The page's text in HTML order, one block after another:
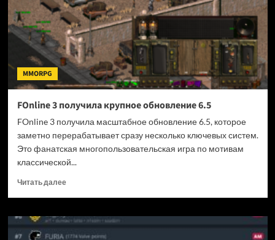
MMO
MMORPG
FOnline 3 получила крупное обновление 6.5
FOnline 3 получила масштабное обновление 6.5, которое
заметно перерабатывает сразу несколько ключевых систем.
Это фанатская многопользовательская игра по мотивам
классической...
Читать далееПрочитать
FOnline